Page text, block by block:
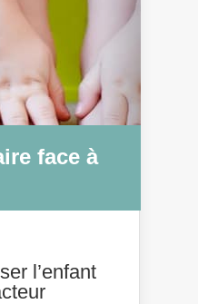
face à
l’enfant